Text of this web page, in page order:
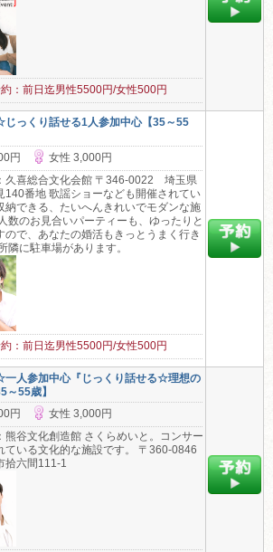
：前日迄男性5500円/女性500円
っくり話せる1人参加中心【35～55
円
女性 3,000円
久喜総合文化会館 〒346-0022 埼玉県
140番地 歌謡ショーなども開催されてい
納できる、たいへんきれいでモダンな施
数のお見合いパーティーも、ゆったりと
ので、あなたの婚活もきっとうまく行き
隣に駐車場があります。
：前日迄男性5500円/女性500円
人参加中心『じっくり話せる☆理想の
～55歳】
円
女性 3,000円
谷文化創造館 さくらめいと。コンサー
ている文化的な施設です。 〒360-0846
拾六間111-1